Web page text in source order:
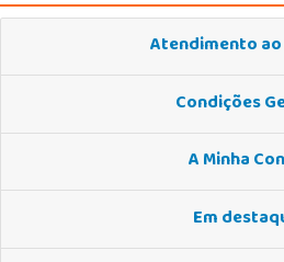
Atendimento
Condições
A Minha
Em